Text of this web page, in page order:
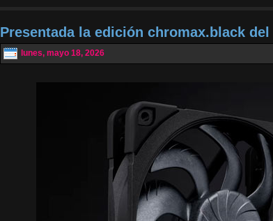
Presentada la edición chromax.black del
lunes, mayo 18, 2026